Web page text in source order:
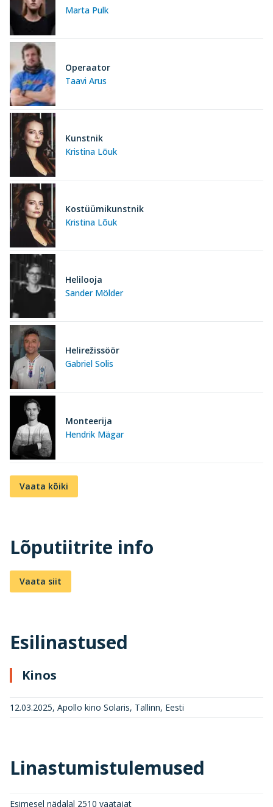
Marta Pulk
Taavi Arus
Operaator
Kristina Lõuk
Kunstnik
Kristina Lõuk
Kostüümikunstnik
Sander Mölder
Helilooja
Gabriel Solis
Helirežissöör
Hendrik Mägar
Monteerija
Vaata kõiki
Lõputiitrite info
Vaata siit
Esilinastused
Kinos
12.03.2025, Apollo kino Solaris, Tallinn, Eesti
Linastumistulemused
Esimesel nädalal 2510 vaatajat